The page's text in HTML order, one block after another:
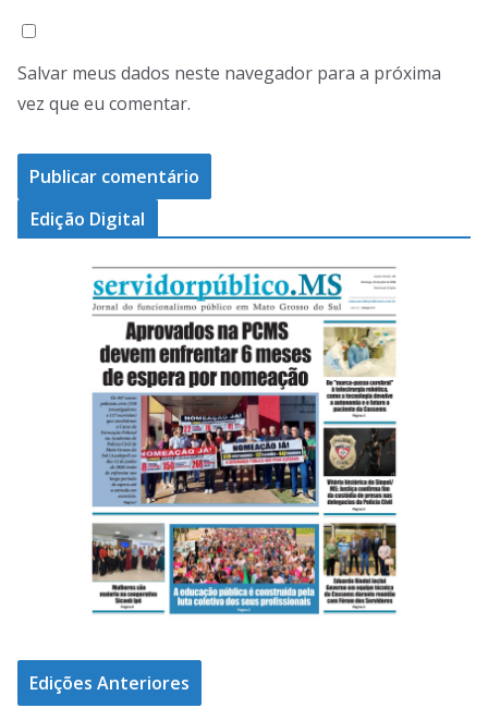
Salvar meus dados neste navegador para a próxima
vez que eu comentar.
Edição Digital
Edições Anteriores